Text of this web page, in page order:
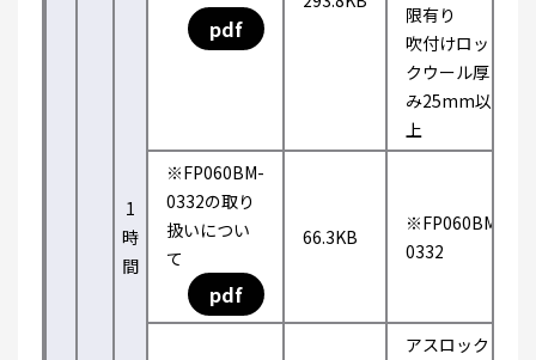
1
時
間
pdf
限有り
吹付けロッ
クウール厚
み25mm以
上
※FP060BM-
0332の取り
扱いについ
て
pdf
66.3KB
※FP060BM-
0332
アスロック